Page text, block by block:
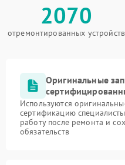
2070
отремонтированных устройств
Оригинальные
Используются
сертификацию
работу после ремонта и
обязательств